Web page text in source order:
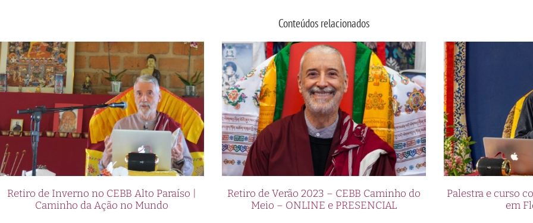
Conteúdos relacionados
Retiro de Inverno no CEBB Alto Paraíso |
Caminho da Ação no Mundo
Retiro de Verão 2023 – CEBB Caminho do
Meio – ONLINE e PRESENCIAL
Palestra e curso
em